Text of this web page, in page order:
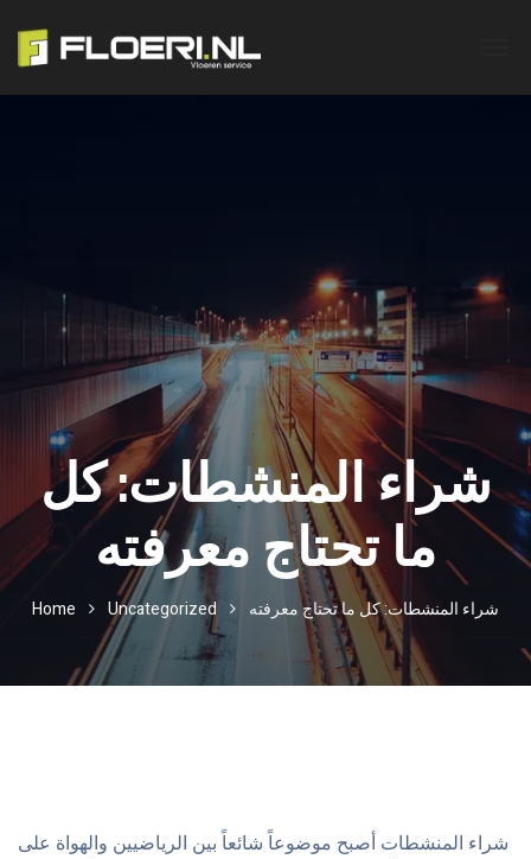
شراء المنشطات: كل
ما تحتاج معرفته
Home Uncategorized شراء المنشطات: كل ما تحتاج معرفته
شراء المنشطات أصبح موضوعاً شائعاً بين الرياضيين والهواة على